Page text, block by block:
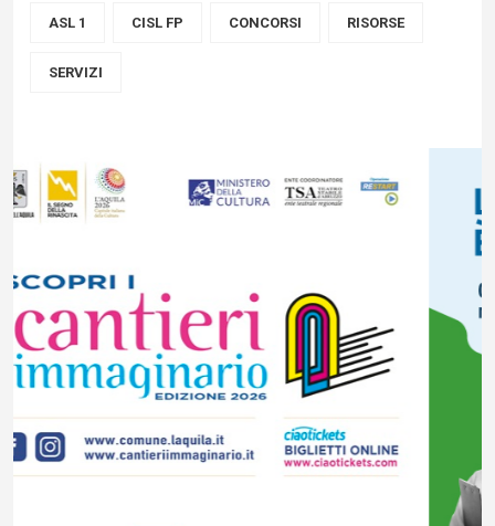
ASL 1 CISL FP CONCORSI RISORSE
SERVIZI